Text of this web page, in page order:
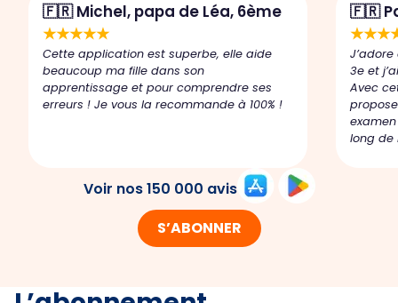
🇫🇷 Michel, papa de Léa, 6ème
★★★★★
Cette application est superbe, elle aide
beaucoup ma fille dans son
apprentissage et pour comprendre ses
erreurs ! Je vous la recommande à 100% !
🇫🇷
3e et
Avec
long de
Voir nos 150 000 avis
S’ABONNER